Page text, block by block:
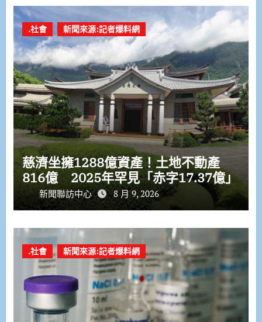
.社會 新聞來源:記者爆料網
慈濟坐擁1288億資產！土地不動產
816億 2025年罕見「赤字17.37億」
新聞聯訪中心 8 月 9, 2026
.社會 新聞來源:記者爆料網